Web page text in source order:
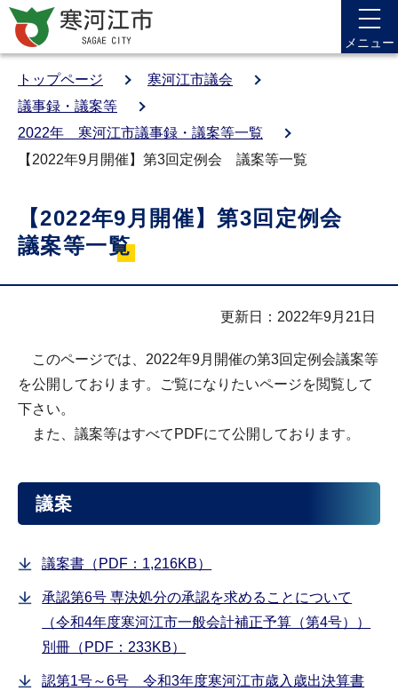
メニュー
トップページ
寒河江市議会
議事録・議案等
2022年 寒河江市議事録・議案等一覧
【2022年9月開催】第3回定例会 議案等一覧
【2022年9月開催】第3回定例会
議案等一覧
更新日：2022年9月21日
このページでは、2022年9月開催の第3回定例会議案等
を公開しております。ご覧になりたいページを閲覧して
下さい。
また、議案等はすべてPDFにて公開しております。
議案
議案書（PDF：1,216KB）
承認第6号 専決処分の承認を求めることについて
（令和4年度寒河江市一般会計補正予算（第4号））
別冊（PDF：233KB）
認第1号～6号 令和3年度寒河江市歳入歳出決算書